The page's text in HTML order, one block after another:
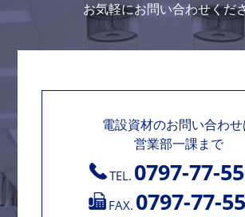
お気軽にお問い合わせくださ
電設資材のお問い合わせ
営業部一課まで
TEL. 0797-77-
FAX. 0797-77-